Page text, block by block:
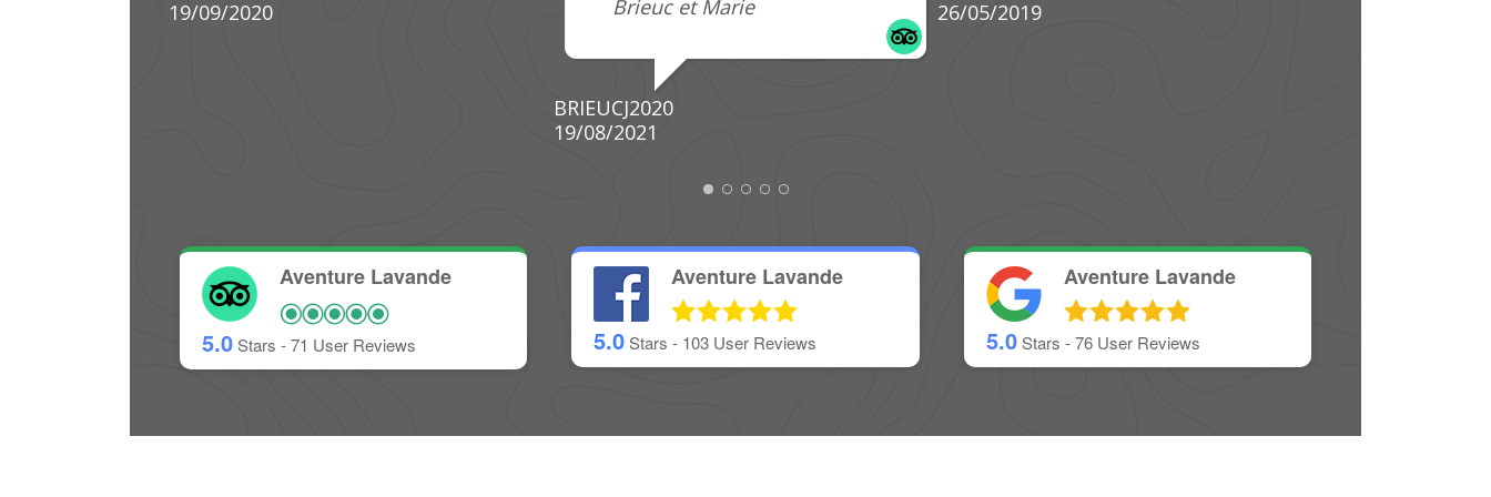
Aventure Lavande
5.0Stars -71 User Reviews
Aventure Lavande
5.0Stars - 103 User Reviews
Aventure Lavande
5.0Stars -76 User Reviews